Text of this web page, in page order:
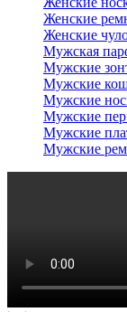
Женские
Женские
Мужская
Мужские
Мужские
Мужские
Мужские
Мужские
Мужские